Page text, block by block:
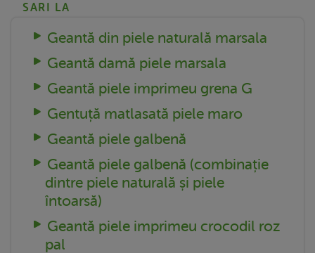
SARI LA
Geantă din piele naturală marsala
Geantă damă piele marsala
Geantă piele imprimeu grena G
Gentuță matlasată piele maro
Geantă piele galbenă
Geantă piele galbenă (combinație
dintre piele naturală și piele
întoarsă)
Geantă piele imprimeu crocodil roz
pal